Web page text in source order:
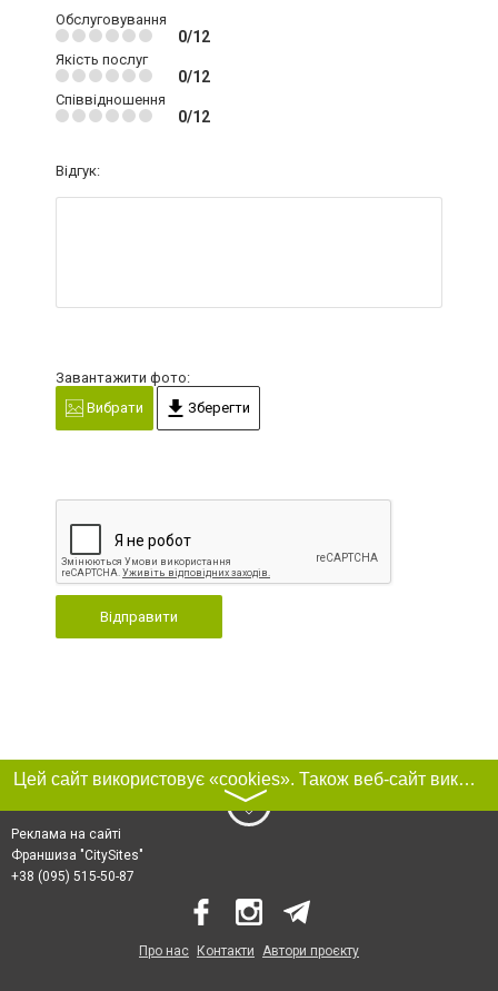
Обслуговування
0/12
Якість послуг
0/12
Співвідношення
0/12
Відгук:
Завантажити фото:
Вибрати
Зберегти
Відправити
Цей сайт використовує «cookies». Також веб-сайт використовує інтернет-сервіс для збору технічних даних стосовно відвідувачів з метою отримання маркетингової та статистичної інформації. Умови обробки даних відвідувачів сайту див.
〉
Реклама на сайті
Франшиза "CitySites"
+38 (095) 515-50-87
Про нас Контакти Автори проєкту